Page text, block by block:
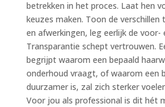
betrekken in het proces. Laat hen
keuzes maken. Toon de verschillen
en afwerkingen, leg eerlijk de voor-
Transparantie schept vertrouwen.
begrijpt waarom een bepaald
onderhoud vraagt, of waarom een
duurzamer is, zal zich sterker
Voor jou als professional is dit hét